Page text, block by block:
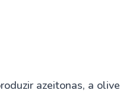
azeitonas, a